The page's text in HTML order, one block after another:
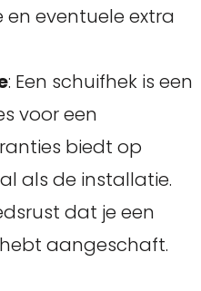
eventuele extra
: Een schuifhek is een
voor een
biedt op
als de installatie.
dat je een
aangeschaft.